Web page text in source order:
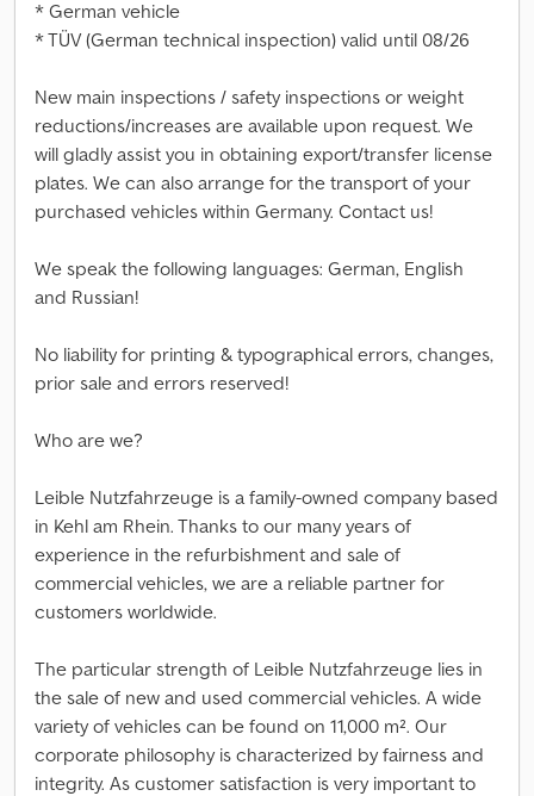
* German vehicle
* TÜV (German technical inspection) valid until 08/26
New main inspections / safety inspections or weight
reductions/increases are available upon request. We
will gladly assist you in obtaining export/transfer license
plates. We can also arrange for the transport of your
purchased vehicles within Germany. Contact us!
We speak the following languages: German, English
and Russian!
No liability for printing & typographical errors, changes,
prior sale and errors reserved!
Who are we?
Leible Nutzfahrzeuge is a family-owned company based
in Kehl am Rhein. Thanks to our many years of
experience in the refurbishment and sale of
commercial vehicles, we are a reliable partner for
customers worldwide.
The particular strength of Leible Nutzfahrzeuge lies in
the sale of new and used commercial vehicles. A wide
variety of vehicles can be found on 11,000 m². Our
corporate philosophy is characterized by fairness and
integrity. As customer satisfaction is very important to